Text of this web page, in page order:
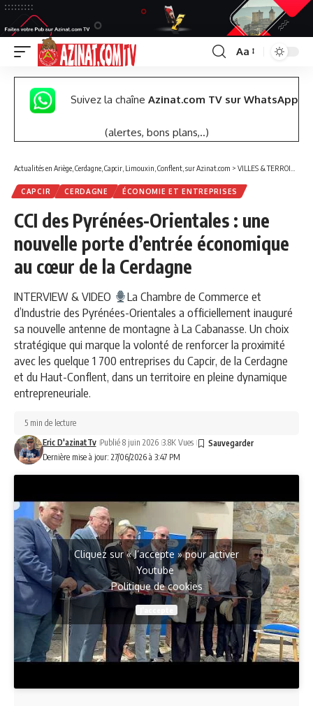
Font
Resizer
Aa
Suivez la chaîne Azinat.com TV sur WhatsApp
(alertes, bons plans,..)
Actualités en Ariège, Cerdagne, Capcir, Limouxin, Conflent, sur Azinat.com > VILLES & TERROIRS DES PYRÉNÉES EST
CAPCIR CERDAGNE ÉCONOMIE ET ENTREPRISES
CCI des Pyrénées-Orientales : une
nouvelle porte d’entrée économique
au cœur de la Cerdagne
INTERVIEW & VIDEO
La Chambre de Commerce et
d’Industrie des Pyrénées-Orientales a officiellement inauguré
sa nouvelle antenne de montagne à La Cabanasse. Un choix
stratégique qui marque la volonté de renforcer la proximité
avec les quelque 1 700 entreprises du Capcir, de la Cerdagne
et du Haut-Conflent, dans un territoire en pleine dynamique
entrepreneuriale.
Dernière mise à jour: 27/06/2026 à 3:47 PM
Eric D'azinatTv Publié 8 juin 2026 3.8K Vues
5 min de lecture
Cliquez sur « J’accepte » pour activer
Youtube
Politique de cookies